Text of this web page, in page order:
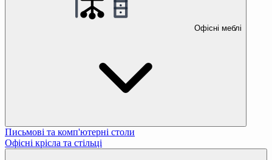
Офісні меблі
Письмові та комп'ютерні столи
Офісні крісла та стільці